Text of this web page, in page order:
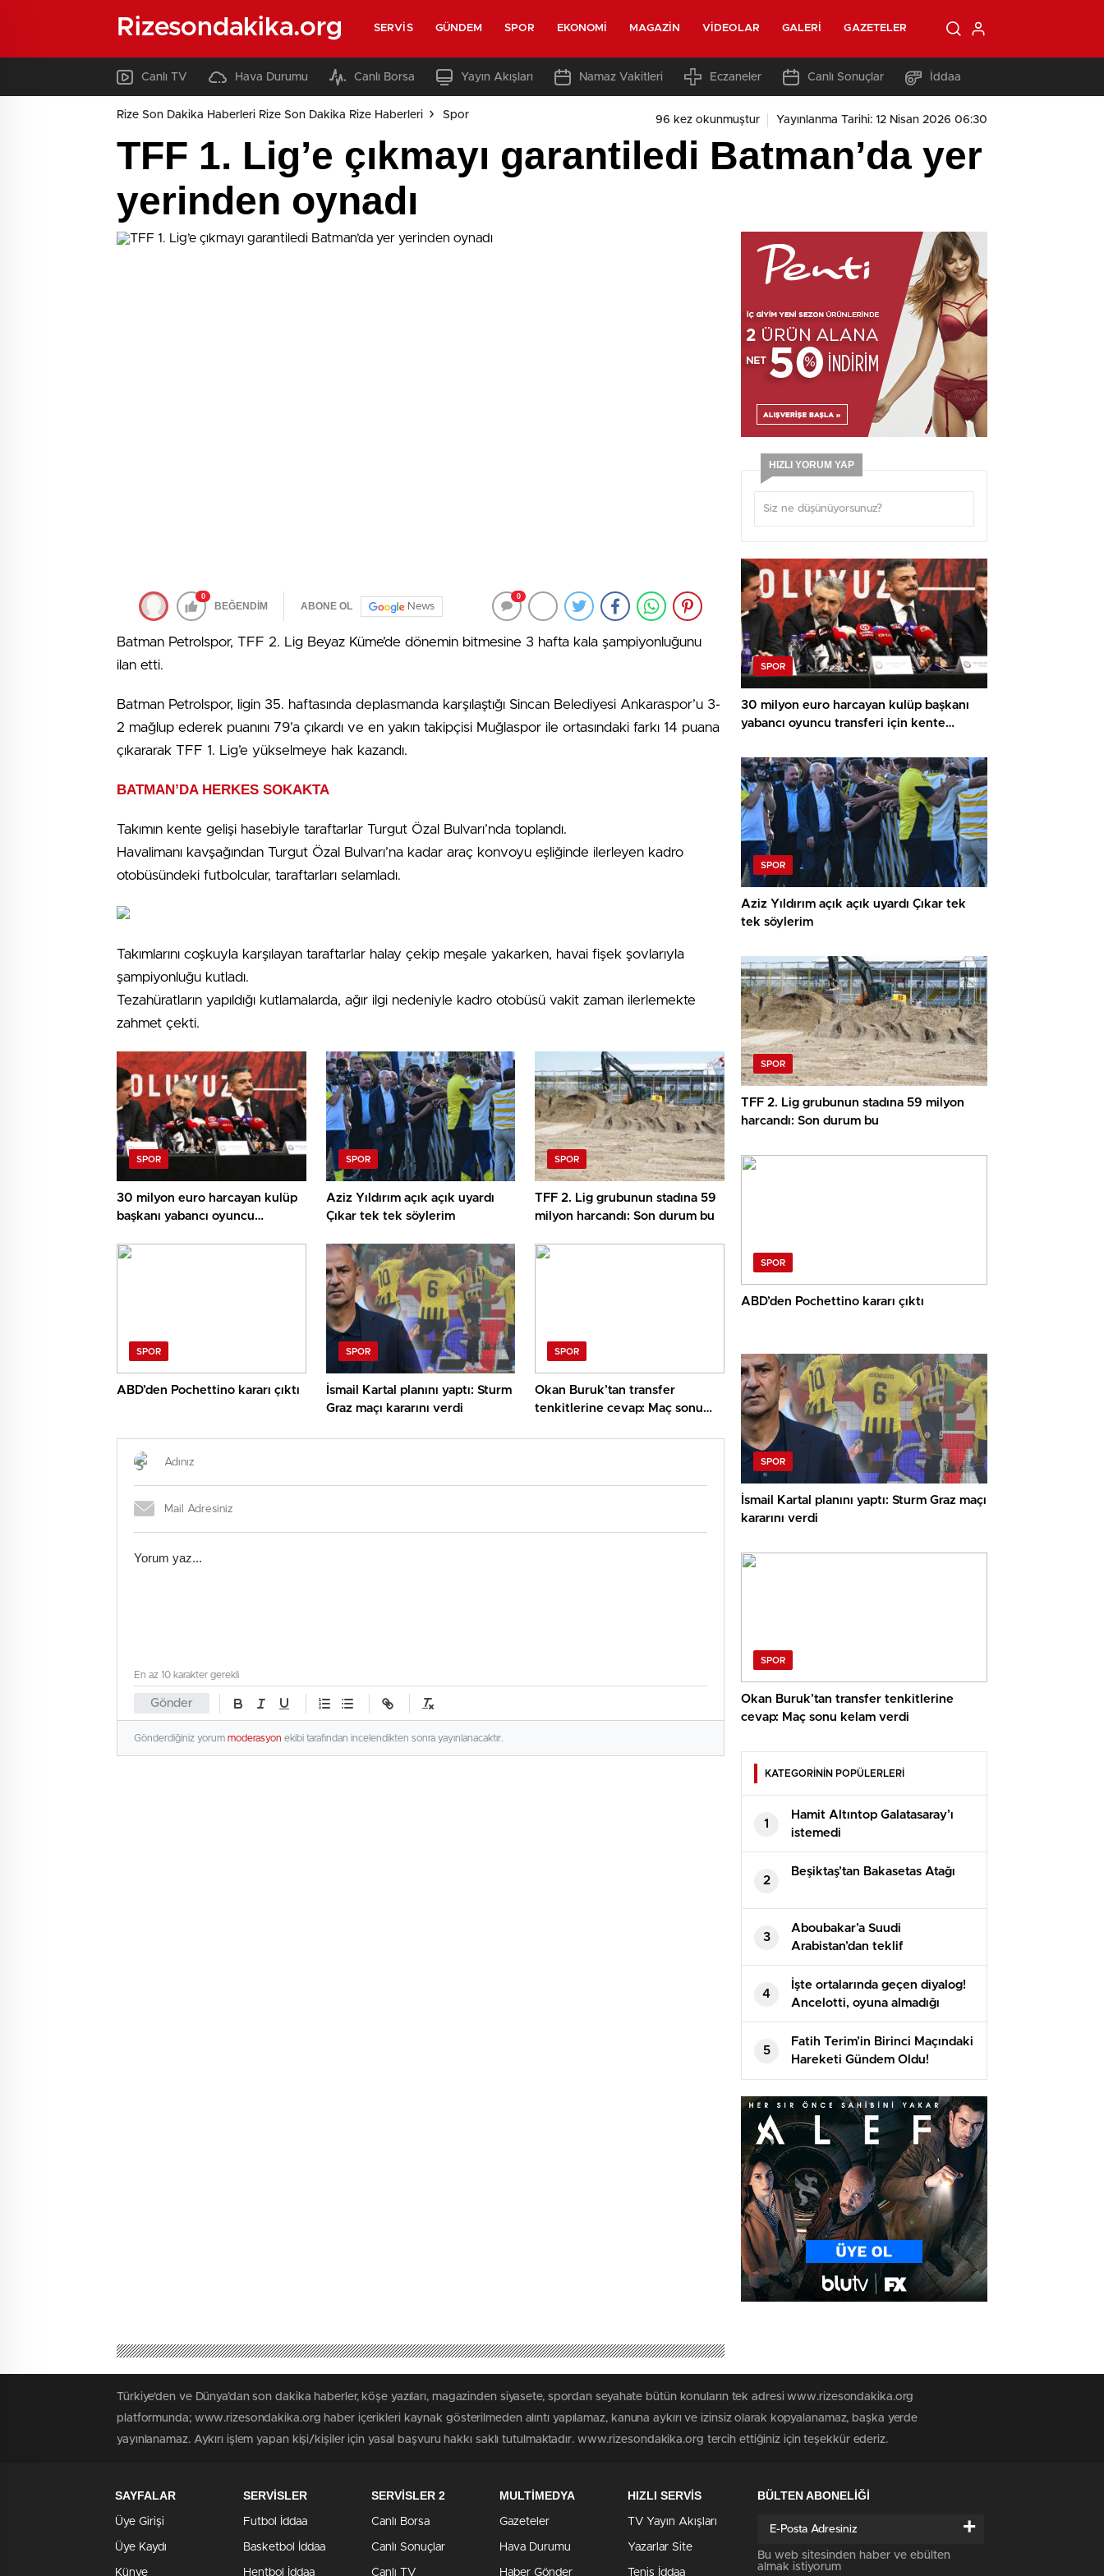
Rizesondakika.org SERVIS GÜNDEM SPOR EKONOMI MAGAZIN VIDEOLAR GALERI GAZETELER
Canlı TV Hava Durumu Canlı Borsa Yayın Akışları Namaz Vakitleri Eczaneler Canlı Sonuçlar İddaa
Rize Son Dakika Haberleri Rize Son Dakika Rize Haberleri Spor 96 kez okunmuştur Yayınlanma Tarihi: 12 Nisan 2026 06:30
TFF 1. Lig’e çıkmayı garantiledi Batman’da yer
yerinden oynadı
0
BEĞENDİM ABONE OL News
0
Batman Petrolspor, TFF 2. Lig Beyaz Küme’de dönemin bitmesine 3 hafta kala şampiyonluğunu
ilan etti.
Batman Petrolspor, ligin 35. haftasında deplasmanda karşılaştığı Sincan Belediyesi Ankaraspor’u 3-
2 mağlup ederek puanını 79’a çıkardı ve en yakın takipçisi Muğlaspor ile ortasındaki farkı 14 puana
çıkararak TFF 1. Lig’e yükselmeye hak kazandı.
BATMAN’DA HERKES SOKAKTA
Takımın kente gelişi hasebiyle taraftarlar Turgut Özal Bulvarı’nda toplandı.
Havalimanı kavşağından Turgut Özal Bulvarı’na kadar araç konvoyu eşliğinde ilerleyen kadro
otobüsündeki futbolcular, taraftarları selamladı.
Takımlarını coşkuyla karşılayan taraftarlar halay çekip meşale yakarken, havai fişek şovlarıyla
şampiyonluğu kutladı.
Tezahüratların yapıldığı kutlamalarda, ağır ilgi nedeniyle kadro otobüsü vakit zaman ilerlemekte
zahmet çekti.
SPOR
30 milyon euro harcayan kulüp
başkanı yabancı oyuncu
yapacak!
SPOR
Aziz Yıldırım açık açık uyardı
Çıkar tek tek söylerim
SPOR
TFF 2. Lig grubunun stadına 59
milyon harcandı: Son durum bu
SPOR
ABD’den Pochettino kararı çıktı
SPOR
İsmail Kartal planını yaptı: Sturm
Graz maçı kararını verdi
SPOR
Okan Buruk’tan transfer
tenkitlerine cevap: Maç sonu
Gönder
En az 10 karakter gerekli
Gönderdiğiniz yorum moderasyon ekibi tarafından incelendikten sonra yayınlanacaktır.
HIZLI YORUM YAP
SPOR
30 milyon euro harcayan kulüp başkanı
yabancı oyuncu transferi için kente
SPOR
Aziz Yıldırım açık açık uyardı Çıkar tek
tek söylerim
SPOR
TFF 2. Lig grubunun stadına 59 milyon
harcandı: Son durum bu
SPOR
ABD’den Pochettino kararı çıktı
SPOR
İsmail Kartal planını yaptı: Sturm Graz maçı
kararını verdi
SPOR
Okan Buruk’tan transfer tenkitlerine
cevap: Maç sonu kelam verdi
KATEGORİNİN POPÜLERLERİ
1
Hamit Altıntop Galatasaray’ı
istemedi
2
Beşiktaş’tan Bakasetas Atağı
3
Aboubakar’a Suudi
Arabistan’dan teklif
4
İşte ortalarında geçen diyalog!
Ancelotti, oyuna almadığı
Arda’yı maç sonu soyunma
odasına çekti
5
Fatih Terim’in Birinci Maçındaki
Hareketi Gündem Oldu!
Türkiye'den ve Dünya’dan son dakika haberler, köşe yazıları, magazinden siyasete, spordan seyahate bütün konuların tek adresi www.rizesondakika.org
platformunda; www.rizesondakika.org haber içerikleri kaynak gösterilmeden alıntı yapılamaz, kanuna aykırı ve izinsiz olarak kopyalanamaz, başka yerde
yayınlanamaz. Aykırı işlem yapan kişi/kişiler için yasal başvuru hakkı saklı tutulmaktadır. www.rizesondakika.org tercih ettiğiniz için teşekkür ederiz.
SAYFALAR
Üye Girişi
Üye Kaydı
Künye
SERVİSLER
Futbol İddaa
Basketbol İddaa
Hentbol İddaa
SERVİSLER 2
Canlı Borsa
Canlı Sonuçlar
Canlı TV
MULTİMEDYA
Gazeteler
Hava Durumu
Haber Gönder
HIZLI SERVİS
TV Yayın Akışları
Yazarlar Site
Tenis İddaa
BÜLTEN ABONELİĞİ
+
Bu web sitesinden haber ve ebülten
almak istiyorum